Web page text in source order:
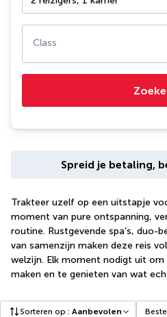
Class
Spreid je betaling,
Trakteer uzelf op een uitstapje
moment van pure ontspanning,
routine. Rustgevende spa’s, duo-
van samenzijn maken deze reis
welzijn. Elk moment nodigt uit om
maken en te genieten van wat
Sorteren op : Aanbevolen